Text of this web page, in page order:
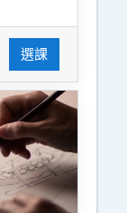
選課